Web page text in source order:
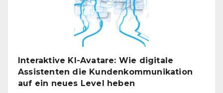
Interaktive KI-Avatare: Wie digitale
Assistenten die Kundenkommunikation
auf ein neues Level heben